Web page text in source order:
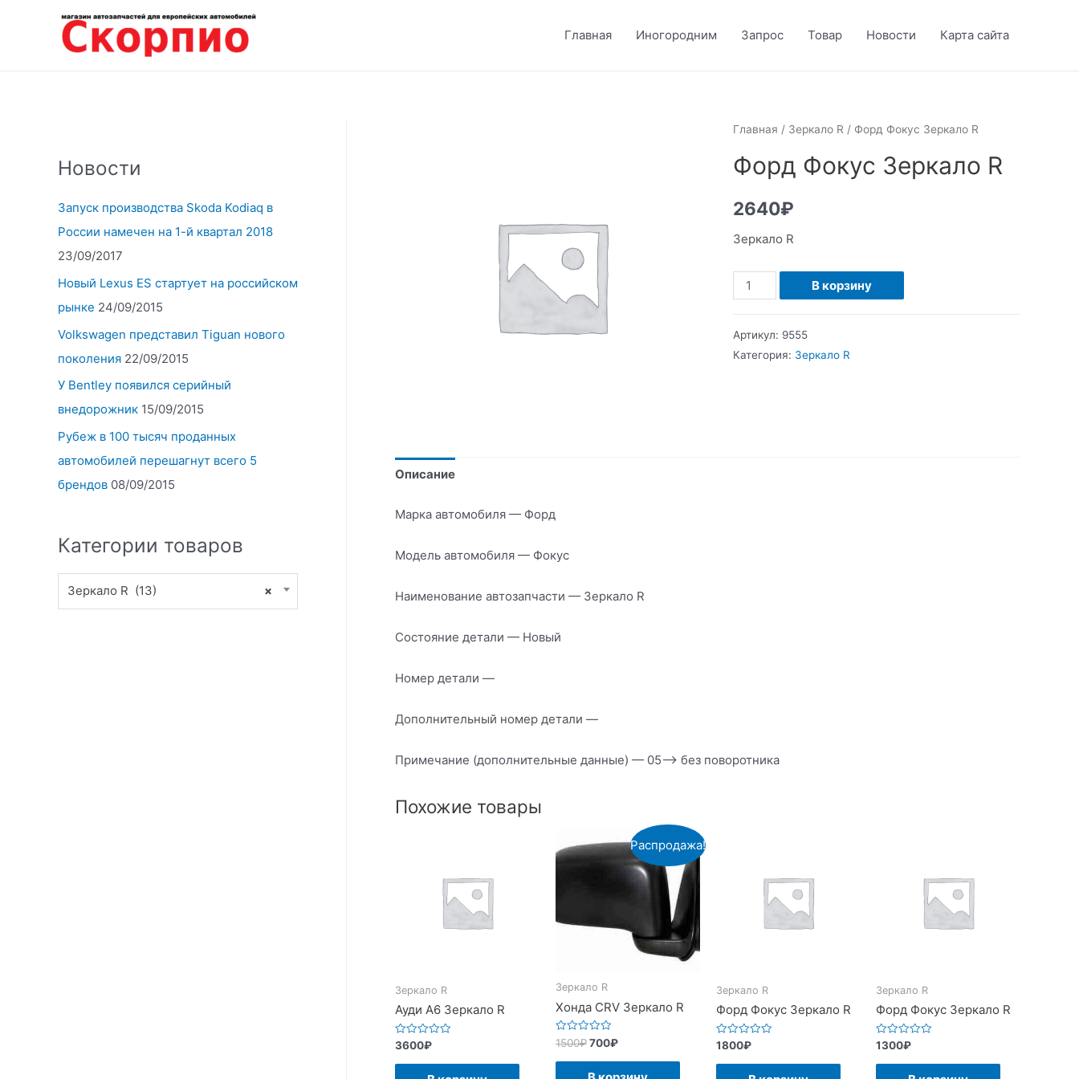
содержимому
Главная Иногородним Запрос Товар Новости Карта сайта
Новости
Запуск производства Skoda Kodiaq в
России намечен на 1-й квартал 2018
23/09/2017
Новый Lexus ES стартует на российском
рынке 24/09/2015
Volkswagen представил Tiguan нового
поколения 22/09/2015
У Bentley появился серийный
внедорожник 15/09/2015
Рубеж в 100 тысяч проданных
автомобилей перешагнут всего 5
брендов 08/09/2015
Категории товаров
×
Зеркало R (13)
Главная / Зеркало R / Форд Фокус Зеркало R
Форд Фокус Зеркало R
2640₽
Зеркало R
Количество
Форд
Зеркало
В корзину
Артикул: 9555
Категория: Зеркало R
Описание
Марка автомобиля — Форд
Модель автомобиля — Фокус
Наименование автозапчасти — Зеркало R
Состояние детали — Новый
Номер детали —
Дополнительный номер детали —
Примечание (дополнительные данные) — 05—> без поворотника
Похожие товары
Зеркало R
Ауди А6 Зеркало R
Оценка
из
3600₽
Распродажа!
Зеркало R
Хонда CRV Зеркало R
Оценка
0
из
1500₽ 700₽
Зеркало R
Форд Фокус Зеркало R
Оценка
из
1800₽
Зеркало R
Форд Фокус Зеркало R
Оценка
из
1300₽